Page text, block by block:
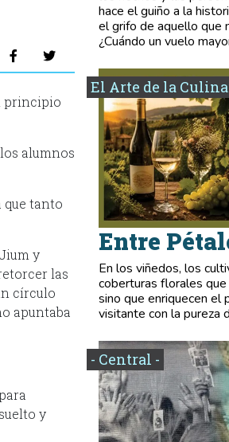
principio
alumnos
que tanto
y
las
círculo
apuntaba
y
hace el guiño a la
el grifo de aquello que
¿Cuándo un vuelo
El Arte de la
Entre
En los viñedos, los
coberturas florales
sino que enriquecen el
visitante con la pureza
- Central -